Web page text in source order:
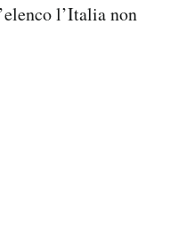
l’Italia non